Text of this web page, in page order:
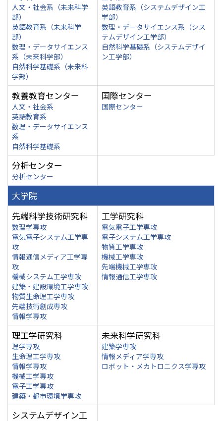
人文・社会系（未来科学
部）
英語教育系（未来科学
部）
数理・データサイエンス
系（未来科学部）
自然科学基礎系（未来科
学部）
英語教育系（システムデザイン工
学部）
数理・データサイエンス系（シス
テムデザイン工学部）
自然科学基礎系（システムデザイ
ン工学部）
教養教育センター
人文・社会系
英語教育系
数理・データサイエンス
系
自然科学基礎系
国際センター
国際センター
分析センター
分析センター
大学院
先端科学技術研究科
数理学専攻
電気電子システム工学専
攻
情報通信メディア工学専
攻
機械システム工学専攻
建築・建設環境工学専攻
物質生命理工学専攻
先端技術創成専攻
情報学専攻
工学研究科
電気電子工学専攻
電子システム工学専攻
物質工学専攻
機械工学専攻
先端機械工学専攻
情報通信工学専攻
理工学研究科
理学専攻
生命理工学専攻
情報学専攻
機械工学専攻
電子工学専攻
建築・都市環境学専攻
未来科学研究科
建築学専攻
情報メディア学専攻
ロボット・メカトロニクス学専攻
システムデザイン工